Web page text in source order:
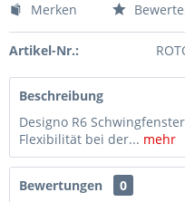
Merken
Artikel-Nr.:
Beschreibung
Designo R6
Flexibilität bei der... mehr
Bewertungen
0